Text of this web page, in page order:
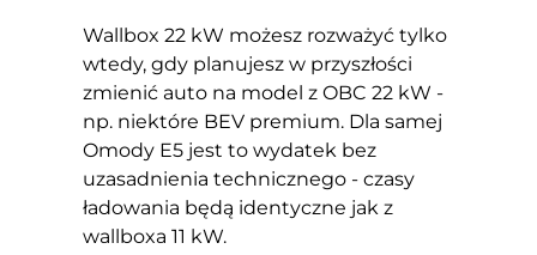
Wallbox 22 kW możesz rozważyć tylko
wtedy, gdy planujesz w przyszłości
zmienić auto na model z OBC 22 kW -
np. niektóre BEV premium. Dla samej
Omody E5 jest to wydatek bez
uzasadnienia technicznego - czasy
ładowania będą identyczne jak z
wallboxa 11 kW.
Dostosuj Zezwól na wszystkie